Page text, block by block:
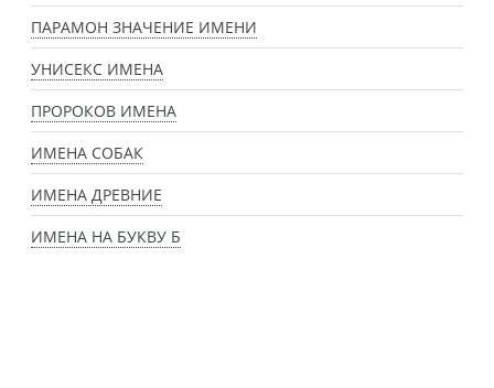
ПАРАМОН ЗНАЧЕНИЕ ИМЕНИ
УНИСЕКС ИМЕНА
ПРОРОКОВ ИМЕНА
ИМЕНА СОБАК
ИМЕНА ДРЕВНИЕ
ИМЕНА НА БУКВУ Б